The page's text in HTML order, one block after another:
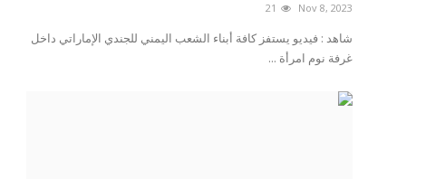
Nov 8, 2023
21
شاهد : فيديو يستفز كافة أبناء الشعب اليمني للجندي الإماراتي داخل
غرفة نوم امرأة ...